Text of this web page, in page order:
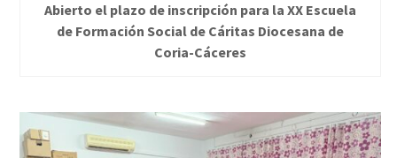
Abierto el plazo de inscripción para la XX Escuela
de Formación Social de Cáritas Diocesana de
Coria-Cáceres